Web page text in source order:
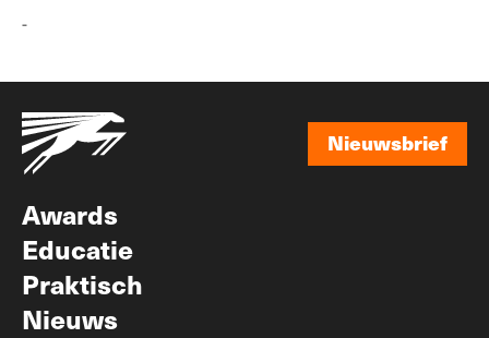
-
Nieuwsbrief
Awards
Educatie
Praktisch
Nieuws